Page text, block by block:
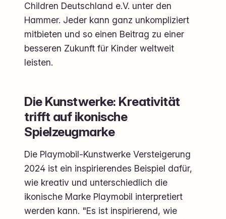
Children Deutschland e.V. unter den
Hammer. Jeder kann ganz unkompliziert
mitbieten und so einen Beitrag zu einer
besseren Zukunft für Kinder weltweit
leisten.
Die Kunstwerke: Kreativität
trifft auf ikonische
Spielzeugmarke
Die Playmobil-Kunstwerke Versteigerung
2024 ist ein inspirierendes Beispiel dafür,
wie kreativ und unterschiedlich die
ikonische Marke Playmobil interpretiert
werden kann. "Es ist inspirierend, wie